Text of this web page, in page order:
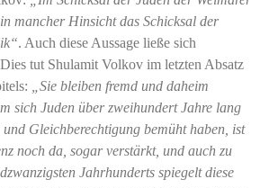
mancher Hinsicht das Schicksal der
. Auch diese Aussage ließe sich
tut Shulamit Volkov im letzten Absatz
„Sie bleiben fremd und daheim
sich Juden über zweihundert Jahre lang
Gleichberechtigung bemüht haben, ist
noch da, sogar verstärkt, und auch zu
Jahrhunderts spiegelt diese